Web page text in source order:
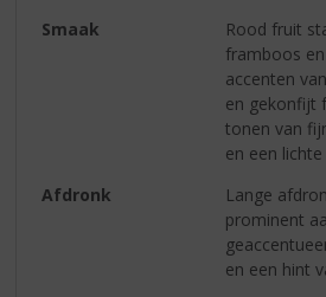
Smaak
Rood fruit
framboos
accenten
en gekonfijt
tonen van
en een
Afdronk
Lange
prominent
en een hint